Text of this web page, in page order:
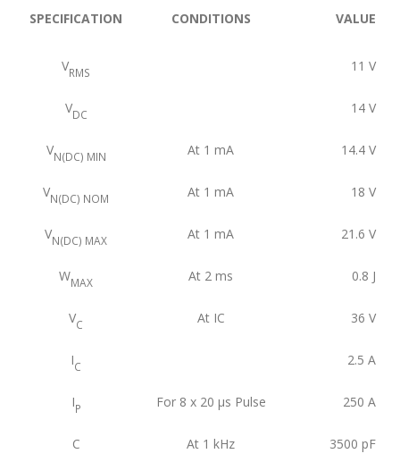
SPECIFICATION CONDITIONS VALUE
VRMS 11 V
VDC 14 V
VN(DC) MIN At 1 mA 14.4 V
VN(DC) NOM At 1 mA 18 V
VN(DC) MAX At 1 mA 21.6 V
WMAX At 2 ms 0.8 J
VC At IC 36 V
IC 2.5 A
IP For 8 x 20 μs Pulse 250 A
C At 1 kHz 3500 pF